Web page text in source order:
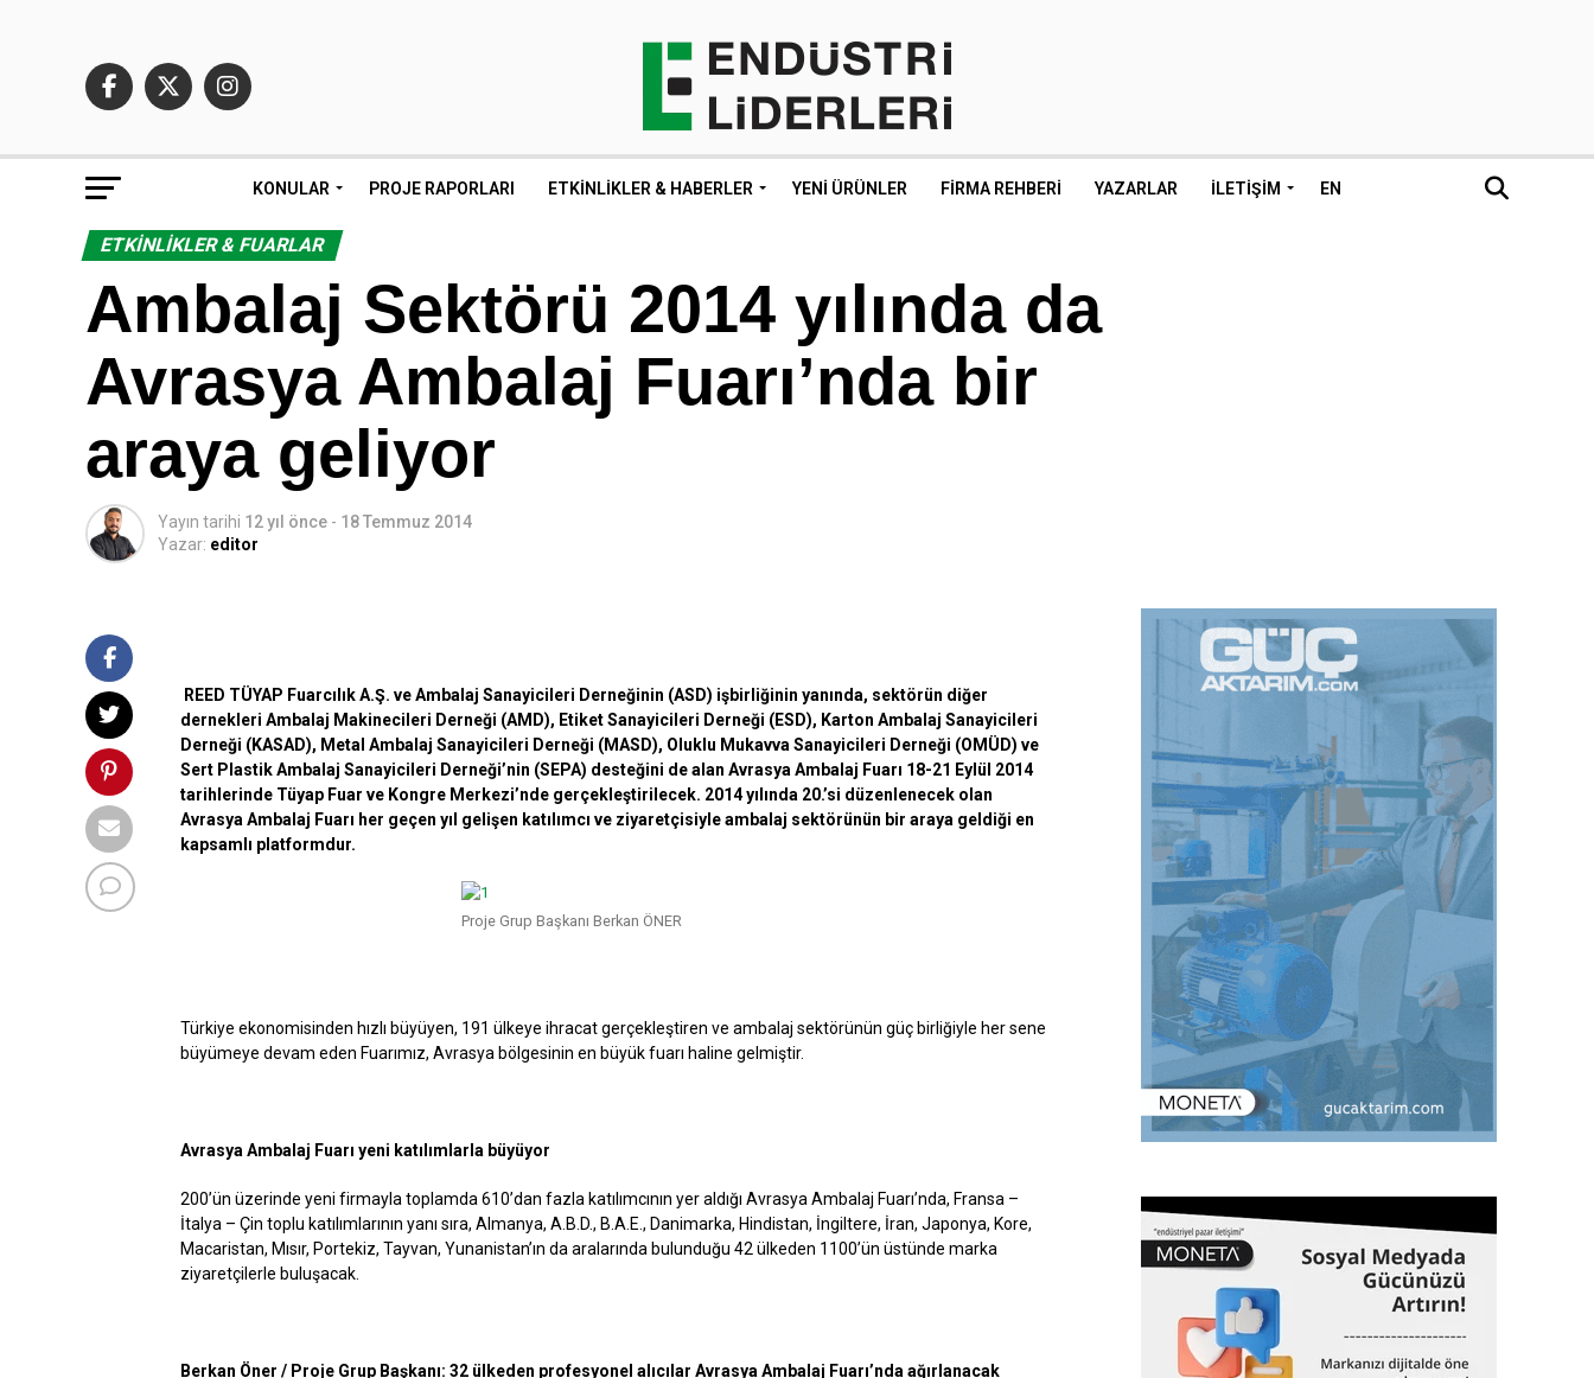
KONULAR PROJE RAPORLARI ETKINLIKLER & HABERLER YENI ÜRÜNLER FIRMA REHBERI YAZARLAR İLETIŞIM EN
ETKINLIKLER & FUARLAR
Ambalaj Sektörü 2014 yılında da
Avrasya Ambalaj Fuarı’nda bir
araya geliyor
Yayın tarihi 12 yıl önce - 18 Temmuz 2014
Yazar: editor
REED TÜYAP Fuarcılık A.Ş. ve Ambalaj Sanayicileri Derneğinin (ASD) işbirliğinin yanında, sektörün diğer
dernekleri Ambalaj Makinecileri Derneği (AMD), Etiket Sanayicileri Derneği (ESD), Karton Ambalaj Sanayicileri
Derneği (KASAD), Metal Ambalaj Sanayicileri Derneği (MASD), Oluklu Mukavva Sanayicileri Derneği (OMÜD) ve
Sert Plastik Ambalaj Sanayicileri Derneği’nin (SEPA) desteğini de alan Avrasya Ambalaj Fuarı 18-21 Eylül 2014
tarihlerinde Tüyap Fuar ve Kongre Merkezi’nde gerçekleştirilecek. 2014 yılında 20.’si düzenlenecek olan
Avrasya Ambalaj Fuarı her geçen yıl gelişen katılımcı ve ziyaretçisiyle ambalaj sektörünün bir araya geldiği en
kapsamlı platformdur.
Proje Grup Başkanı Berkan ÖNER
Türkiye ekonomisinden hızlı büyüyen, 191 ülkeye ihracat gerçekleştiren ve ambalaj sektörünün güç birliğiyle her sene
büyümeye devam eden Fuarımız, Avrasya bölgesinin en büyük fuarı haline gelmiştir.
Avrasya Ambalaj Fuarı yeni katılımlarla büyüyor
200’ün üzerinde yeni firmayla toplamda 610’dan fazla katılımcının yer aldığı Avrasya Ambalaj Fuarı’nda, Fransa –
İtalya – Çin toplu katılımlarının yanı sıra, Almanya, A.B.D., B.A.E., Danimarka, Hindistan, İngiltere, İran, Japonya, Kore,
Macaristan, Mısır, Portekiz, Tayvan, Yunanistan’ın da aralarında bulunduğu 42 ülkeden 1100’ün üstünde marka
ziyaretçilerle buluşacak.
Berkan Öner / Proje Grup Başkanı: 32 ülkeden profesyonel alıcılar Avrasya Ambalaj Fuarı’nda ağırlanacak